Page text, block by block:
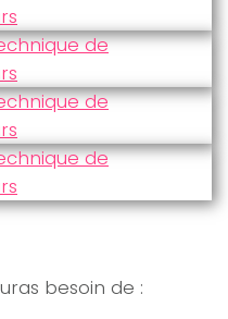
besoin de :